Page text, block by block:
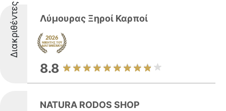
Διακριθέντες Λύμουρας Ξηροί Καρποί
8.8
NATURA RODOS SHOP